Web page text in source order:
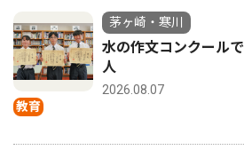
教育
茅ヶ崎・寒川
水の作文コンクール
人
2026.08.07